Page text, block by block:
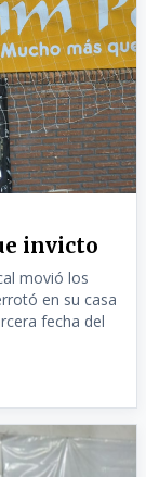
invicto
movió los
en su casa
fecha del